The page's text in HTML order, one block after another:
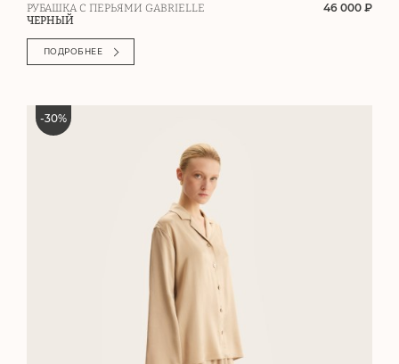
РУБАШКА C ПЕРЬЯМИ GABRIELLE
ЧЕРНЫЙ
46 000 ₽
ПОДРОБНЕЕ
-30%